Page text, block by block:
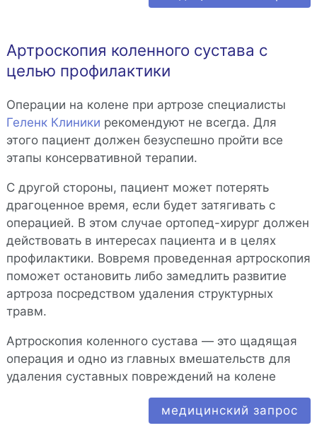
Артроскопия коленного сустава с
целью профилактики
Операции на колене при артрозе специалисты
Геленк Клиники рекомендуют не всегда. Для
этого пациент должен безуспешно пройти все
этапы консервативной терапии.
С другой стороны, пациент может потерять
драгоценное время, если будет затягивать с
операцией. В этом случае ортопед-хирург должен
действовать в интересах пациента и в целях
профилактики. Вовремя проведенная артроскопия
поможет остановить либо замедлить развитие
артроза посредством удаления структурных
травм.
Артроскопия коленного сустава — это щадящая
операция и одно из главных вмешательств для
удаления суставных повреждений на колене
медицинский запрос